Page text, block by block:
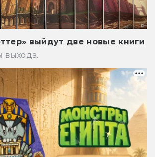
выйдут две новые книги
выхода.